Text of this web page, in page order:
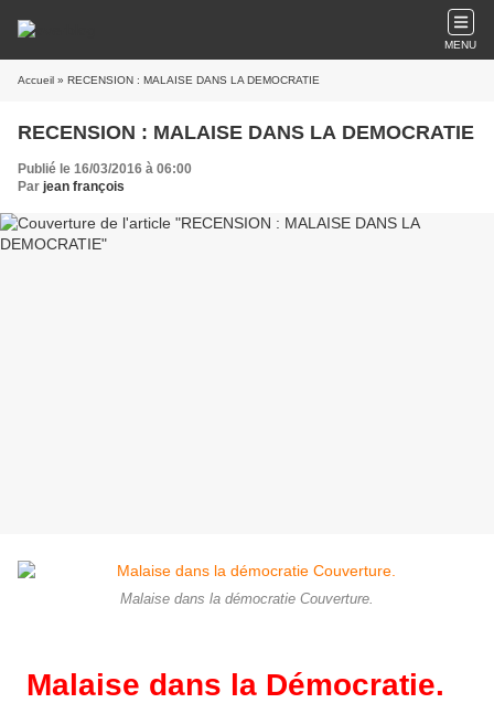
MENU
Accueil » RECENSION : MALAISE DANS LA DEMOCRATIE
RECENSION : MALAISE DANS LA DEMOCRATIE
Publié le 16/03/2016 à 06:00
Par jean françois
Malaise dans la démocratie Couverture.
Malaise dans la Démocratie.